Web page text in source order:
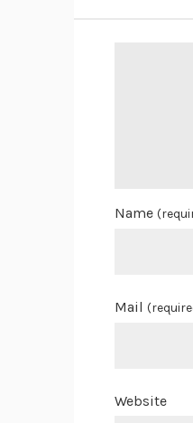
Name
Mail
Website